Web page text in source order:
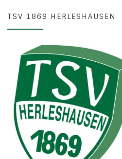
TSV 1869 HERLESHAUSEN